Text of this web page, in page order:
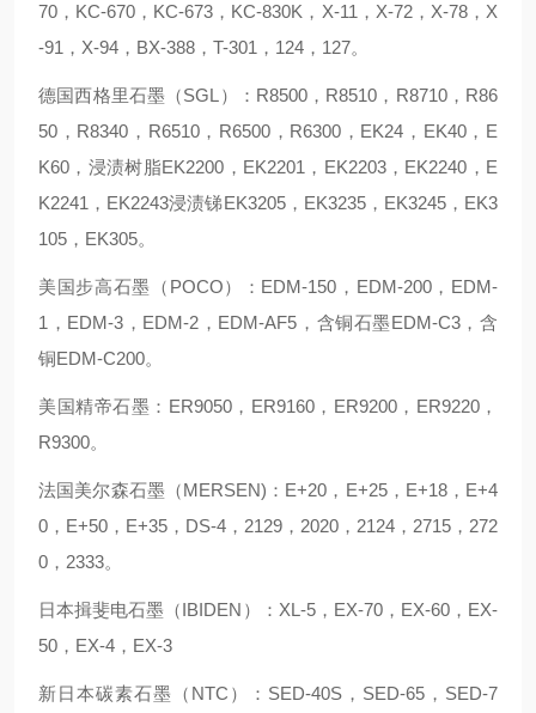
70，KC-670，KC-673，KC-830K，X-11，X-72，X-78，X
-91，X-94，BX-388，T-301，124，127。
德国西格里石墨（SGL）：R8500，R8510，R8710，R86
50，R8340，R6510，R6500，R6300，EK24，EK40，E
K60，浸渍树脂EK2200，EK2201，EK2203，EK2240，E
K2241，EK2243浸渍锑EK3205，EK3235，EK3245，EK3
105，EK305。
美国步高石墨（POCO）：EDM-150，EDM-200，EDM-
1，EDM-3，EDM-2，EDM-AF5，含铜石墨EDM-C3，含
铜EDM-C200。
美国精帝石墨：ER9050，ER9160，ER9200，ER9220，
R9300。
法国美尔森石墨（MERSEN)：E+20，E+25，E+18，E+4
0，E+50，E+35，DS-4，2129，2020，2124，2715，272
0，2333。
日本揖斐电石墨（IBIDEN）：XL-5，EX-70，EX-60，EX-
50，EX-4，EX-3
新日本碳素石墨（NTC）：SED-40S，SED-65，SED-7